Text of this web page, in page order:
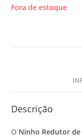
Fora de estoque
Descrição
O Ninho Redutor